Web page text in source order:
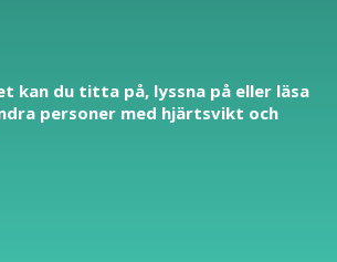
kan du titta på, lyssna på eller läsa
personer med hjärtsvikt och